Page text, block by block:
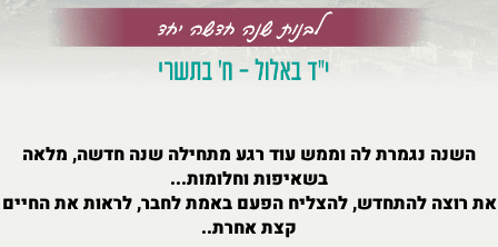
השנה נגמרת לה וממש עוד רגע מתחילה שנה חדשה, מלאה
בשאיפות וחלומות...
את רוצה להתחדש, להצליח הפעם באמת לחבר, לראות את החיים
קצת אחרת..